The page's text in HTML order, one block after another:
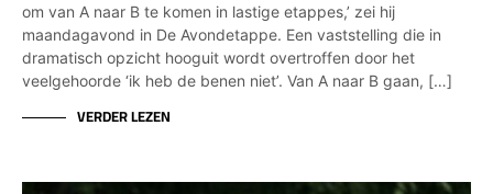
om van A naar B te komen in lastige etappes,’ zei hij
maandagavond in De Avondetappe. Een vaststelling die in
dramatisch opzicht hooguit wordt overtroffen door het
veelgehoorde ‘ik heb de benen niet’. Van A naar B gaan, […]
VERDER LEZEN